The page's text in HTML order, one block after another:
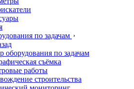
по задачам
оборудования по задачам
съёмка
работы
строительства